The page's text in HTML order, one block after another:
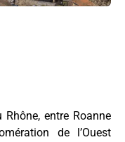
entre Roanne
de l’Ouest